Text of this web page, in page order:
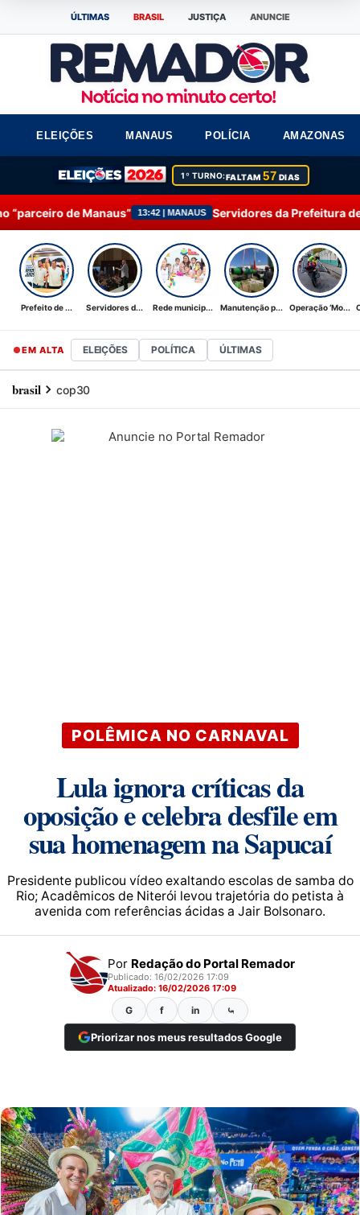
ÚLTIMAS BRASIL JUSTIÇA ANUNCIE
ELEIÇÕES MANAUS POLÍCIA AMAZONAS
1º TURNO:FALTAM57 DIAS
13:42 | MANAUS Servidores da Prefeitura de Manaus participam
Prefeito de ... Servidores d... Rede municip... Manutenção p... Operação ‘Mo...
EM ALTA ELEIÇÕES POLÍTICA ÚLTIMAS
brasil cop30
POLÊMICA NO CARNAVAL
Lula ignora críticas da
oposição e celebra desfile em
sua homenagem na Sapucaí
Presidente publicou vídeo exaltando escolas de samba do
Rio; Acadêmicos de Niterói levou trajetória do petista à
avenida com referências ácidas a Jair Bolsonaro.
Por Redação do Portal Remador
Publicado: 16/02/2026 17:09
Atualizado: 16/02/2026 17:09
G f in ⤿
Priorizar nos meus resultados Google